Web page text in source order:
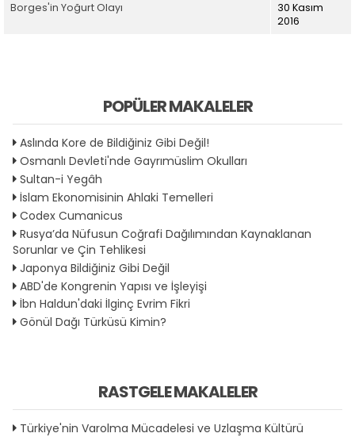
Borges'in Yoğurt Olayı
30 Kasım
2016
POPÜLER MAKALELER
Aslında Kore de Bildiğiniz Gibi Değil!
Osmanlı Devleti'nde Gayrımüslim Okulları
Sultan-i Yegâh
İslam Ekonomisinin Ahlaki Temelleri
Codex Cumanicus
Rusya’da Nüfusun Coğrafi Dağılımından Kaynaklanan
Sorunlar ve Çin Tehlikesi
Japonya Bildiğiniz Gibi Değil
ABD'de Kongrenin Yapısı ve İşleyişi
İbn Haldun'daki İlginç Evrim Fikri
Gönül Dağı Türküsü Kimin?
RASTGELE MAKALELER
Türkiye'nin Varolma Mücadelesi ve Uzlaşma Kültürü